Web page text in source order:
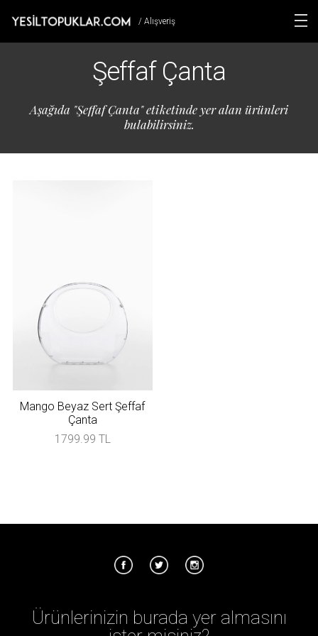
/ Alışveriş
Şeffaf Çanta
Aşağıda "Şeffaf Çanta" etiketinde yer alan ürünleri
bulabilirsiniz.
Mango Beyaz Sert Şeffaf
Çanta
1799.99 TL
Ürünlerinizin burada yer almasını